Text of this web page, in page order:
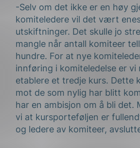
-Selv om det ikke er en høy
komiteledere vil det vært
utskiftninger. Det skulle jo
mangle når antall komiteer
hundre. For at nye
innføring i komiteledelse er vi
etablere et tredje kurs. Dette
mot de som nylig har blitt
har en ambisjon om å bli det.
vi at kursporteføljen er
og ledere av komiteer,